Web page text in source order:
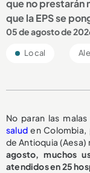
que no prestarán
que la EPS se
05 de agosto de
Local
No paran las
salud en Colombia,
de Antioquia
agosto, muchos
atendidos en 25